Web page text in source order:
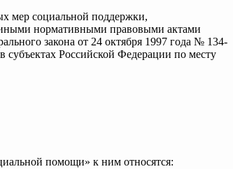
мер социальной поддержки,
нормативными правовыми актами
закона от 24 октября 1997 года № 134-
Российской Федерации по месту
помощи» к ним относятся: